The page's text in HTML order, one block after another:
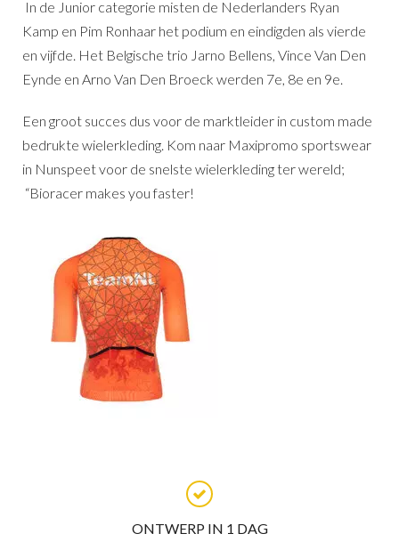
In de Junior categorie misten de Nederlanders Ryan
Kamp en Pim Ronhaar het podium en eindigden als vierde
en vijfde. Het Belgische trio Jarno Bellens, Vince Van Den
Eynde en Arno Van Den Broeck werden 7e, 8e en 9e.
Een groot succes dus voor de marktleider in custom made
bedrukte wielerkleding. Kom naar Maxipromo sportswear
in Nunspeet voor de snelste wielerkleding ter wereld;
“Bioracer makes you faster!
ONTWERP IN 1 DAG